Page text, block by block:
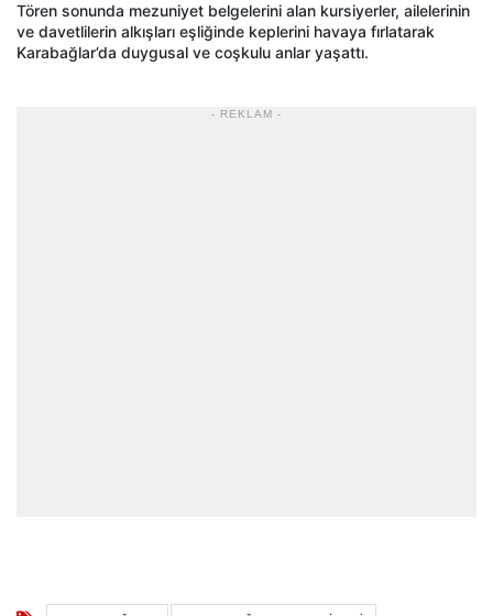
Tören sonunda mezuniyet belgelerini alan kursiyerler, ailelerinin
ve davetlilerin alkışları eşliğinde keplerini havaya fırlatarak
Karabağlar’da duygusal ve coşkulu anlar yaşattı.
- REKLAM -